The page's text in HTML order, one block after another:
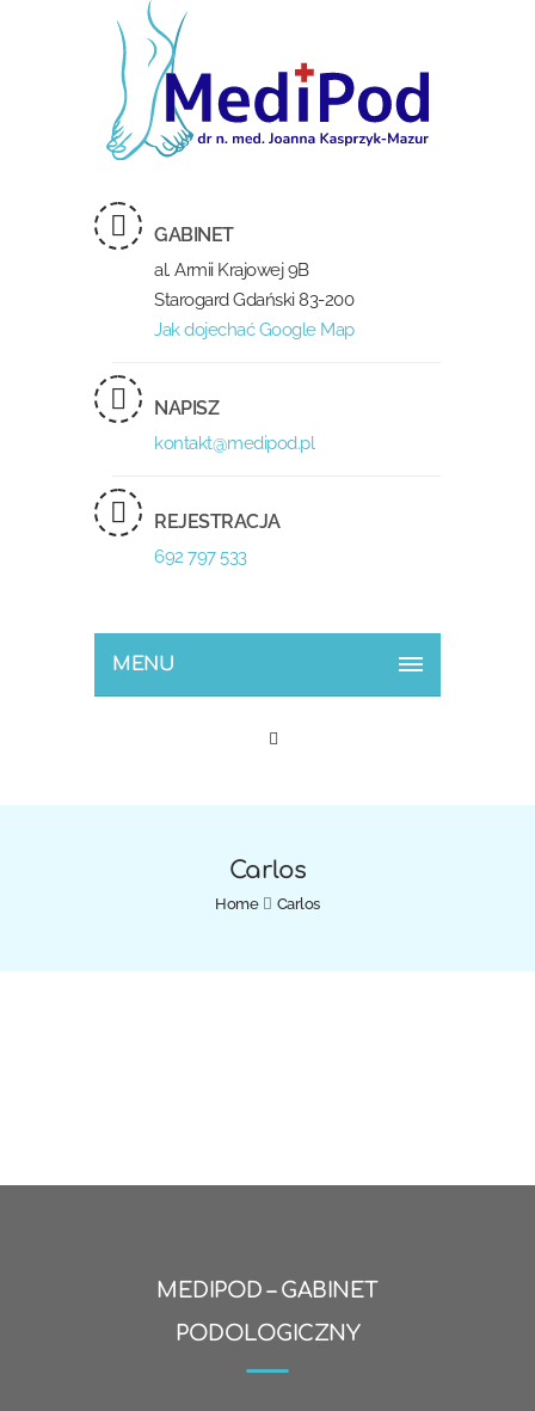
GABINET
al. Armii Krajowej 9B
Starogard Gdański 83-200
Jak dojechać Google Map
NAPISZ
kontakt@medipod.pl
REJESTRACJA
692 797 533
MENU
Carlos
Home Carlos
MEDIPOD – GABINET
PODOLOGICZNY